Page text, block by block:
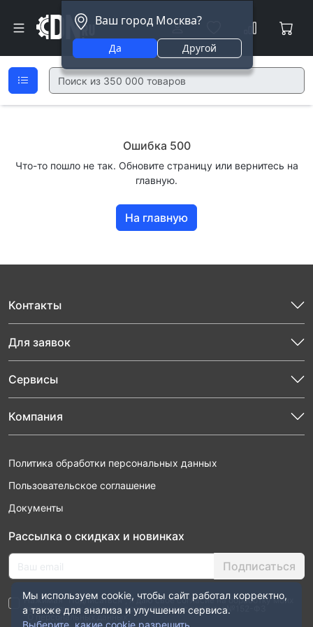
Ваш город Москва?
Да Другой
Ошибка 500
Что-то пошло не так. Обновите страницу или вернитесь на
главную.
На главную
Контакты
Для заявок
Сервисы
Компания
Политика обработки персональных данных
Пользовательское соглашение
Документы
Рассылка о скидках и новинках
Подписаться
Нажимая “Подписаться”, я даю свое согласие на обработку моих
персональных данных в соответствии с законом №152-ФЗ
“О персональных данных”
Мы используем cookie, чтобы сайт работал корректно,
а также для анализа и улучшения сервиса.
Выберите, какие cookie разрешить